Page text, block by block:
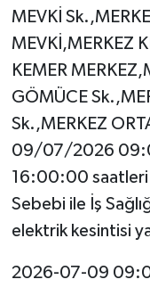
MEVKİ
MEVKİ,MERKEZ
KEMER
GÖMÜCE
Sk.,MERKEZ
09/07/2026
16:00:00 saatleri
Sebebi ile İş
elektrik kesintisi
2026-07-09